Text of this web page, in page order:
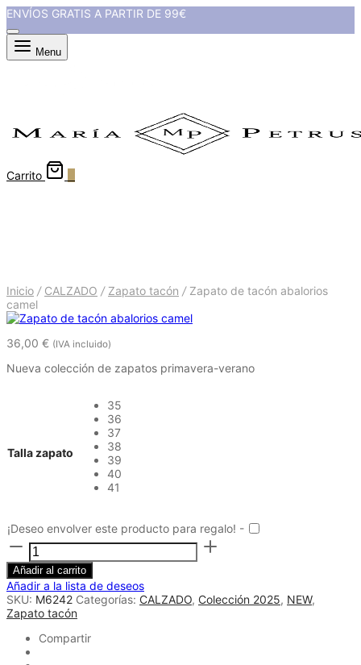
ENVÍOS GRATIS A PARTIR DE 99€
Menu
Carrito
Inicio / CALZADO / Zapato tacón /Zapato de tacón abalorios
camel
36,00 € (IVA incluido)
Nueva colección de zapatos primavera-verano
Talla zapato
35
36
37
38
39
40
41
¡Deseo envolver este producto para regalo! -
Zapato
de
tacón
abalorios
camel
cantidad
Añadir al carrito
Añadir a la lista de deseos
SKU: M6242 Categorías: CALZADO, Colección 2025, NEW,
Zapato tacón
Compartir